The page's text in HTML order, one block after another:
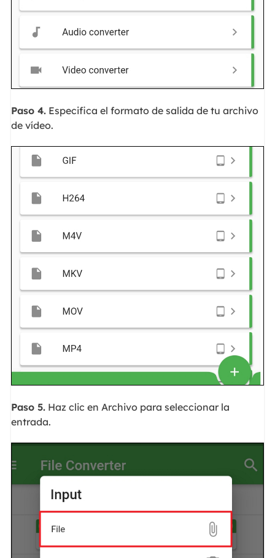
Paso 4.Especifica el formato de salida de tu archivo
de vídeo.
Paso 5.Haz clic en Archivo para seleccionar la
entrada.